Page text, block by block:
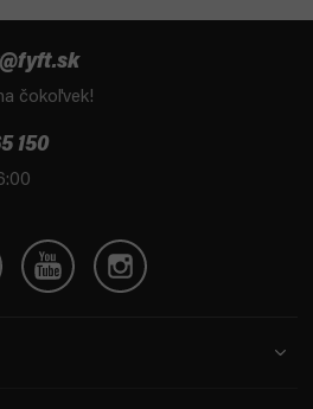
čokoľvek!
150